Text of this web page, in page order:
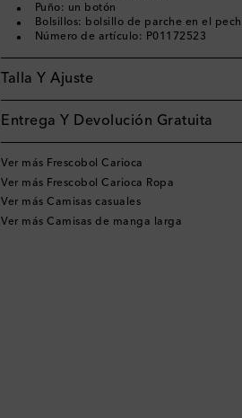
Puño: un botón
Bolsillos: bolsillo de parche en el
Número de artículo: P01172523
Talla Y Ajuste
Entrega Y Devolución Gratuita
Ver más Frescobol Carioca
Ver más Frescobol Carioca Ropa
Ver más Camisas casuales
Ver más Camisas de manga larga